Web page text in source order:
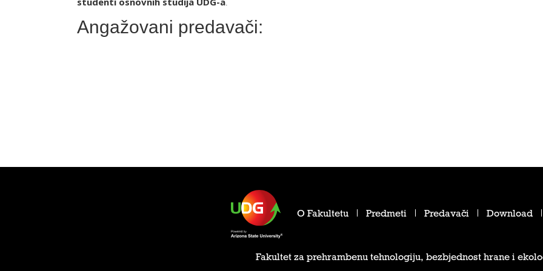
Angažovani predavači:
O Fakultetu Predmeti Predavači Download
Fakultet za prehrambenu tehnologiju, bezbjednost hrane i